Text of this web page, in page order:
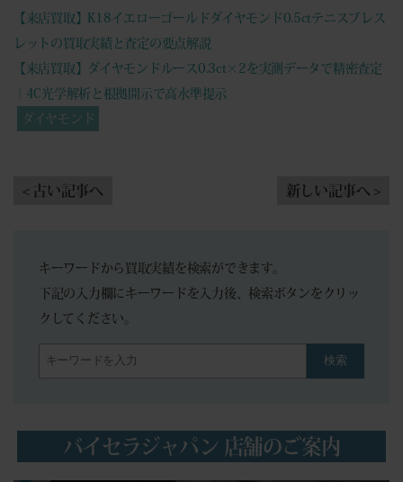
【来店買取】K18イエローゴールドダイヤモンド0.5ctテニスブレス
レットの買取実績と査定の要点解説
【来店買取】ダイヤモンドルース0.3ct×2を実測データで精密査定
｜4C光学解析と根拠開示で高水準提示
ダイヤモンド
< 古い記事へ 新しい記事へ >
キーワードから買取実績を検索ができます。
下記の入力欄にキーワードを入力後、検索ボタンをクリッ
クしてください。
検索
バイセラジャパン 店舗のご案内